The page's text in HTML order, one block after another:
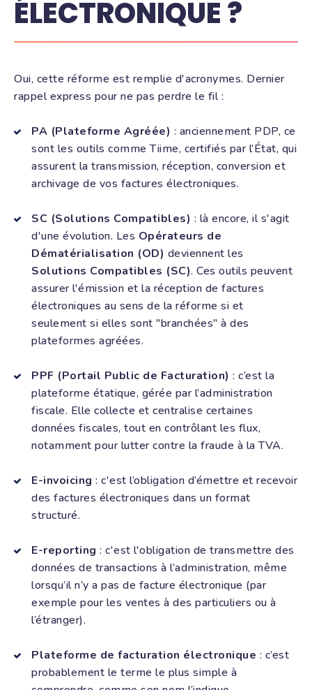
ÉLECTRONIQUE ?
Oui, cette réforme est remplie d'acronymes. Dernier
rappel express pour ne pas perdre le fil :
PA (Plateforme Agréée) : anciennement PDP, ce
sont les outils comme Tiime, certifiés par l’État, qui
assurent la transmission, réception, conversion et
archivage de vos factures électroniques.
SC (Solutions Compatibles) : là encore, il s'agit
d'une évolution. Les Opérateurs de
Dématérialisation (OD) deviennent les
Solutions Compatibles (SC). Ces outils peuvent
assurer l'émission et la réception de factures
électroniques au sens de la réforme si et
seulement si elles sont "branchées" à des
plateformes agréées.
PPF (Portail Public de Facturation) : c’est la
plateforme étatique, gérée par l’administration
fiscale. Elle collecte et centralise certaines
données fiscales, tout en contrôlant les flux,
notamment pour lutter contre la fraude à la TVA.
E-invoicing : c'est l’obligation d’émettre et recevoir
des factures électroniques dans un format
structuré.
E-reporting : c'est l'obligation de transmettre des
données de transactions à l’administration, même
lorsqu’il n’y a pas de facture électronique (par
exemple pour les ventes à des particuliers ou à
l’étranger).
Plateforme de facturation électronique : c’est
probablement le terme le plus simple à